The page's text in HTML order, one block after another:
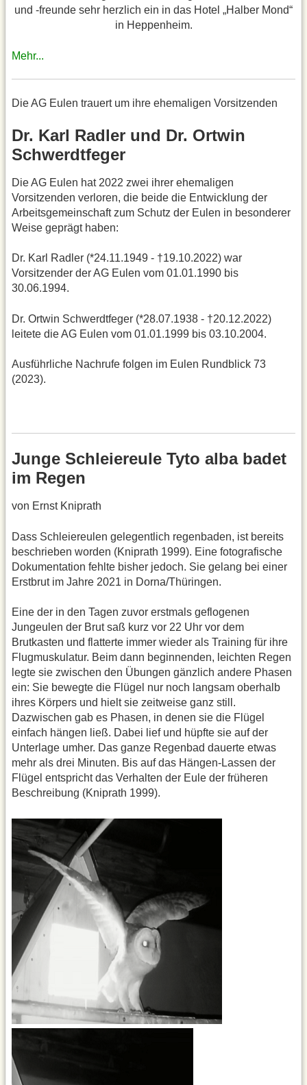
und -freunde sehr herzlich ein in das Hotel „Halber Mond“
in Heppenheim.
Mehr...
Die AG Eulen trauert um ihre ehemaligen Vorsitzenden
Dr. Karl Radler und Dr. Ortwin
Schwerdtfeger
Die AG Eulen hat 2022 zwei ihrer ehemaligen
Vorsitzenden verloren, die beide die Entwicklung der
Arbeitsgemeinschaft zum Schutz der Eulen in besonderer
Weise geprägt haben:
Dr. Karl Radler (*24.11.1949 - †19.10.2022) war
Vorsitzender der AG Eulen vom 01.01.1990 bis
30.06.1994.
Dr. Ortwin Schwerdtfeger (*28.07.1938 - †20.12.2022)
leitete die AG Eulen vom 01.01.1999 bis 03.10.2004.
Ausführliche Nachrufe folgen im Eulen Rundblick 73
(2023).
Junge Schleiereule Tyto alba badet
im Regen
von Ernst Kniprath
Dass Schleiereulen gelegentlich regenbaden, ist bereits
beschrieben worden (Kniprath 1999). Eine fotografische
Dokumentation fehlte bisher jedoch. Sie gelang bei einer
Erstbrut im Jahre 2021 in Dorna/Thüringen.
Eine der in den Tagen zuvor erstmals geflogenen
Jungeulen der Brut saß kurz vor 22 Uhr vor dem
Brutkasten und flatterte immer wieder als Training für ihre
Flugmuskulatur. Beim dann beginnenden, leichten Regen
legte sie zwischen den Übungen gänzlich andere Phasen
ein: Sie bewegte die Flügel nur noch langsam oberhalb
ihres Körpers und hielt sie zeitweise ganz still.
Dazwischen gab es Phasen, in denen sie die Flügel
einfach hängen ließ. Dabei lief und hüpfte sie auf der
Unterlage umher. Das ganze Regenbad dauerte etwas
mehr als drei Minuten. Bis auf das Hängen-Lassen der
Flügel entspricht das Verhalten der Eule der früheren
Beschreibung (Kniprath 1999).